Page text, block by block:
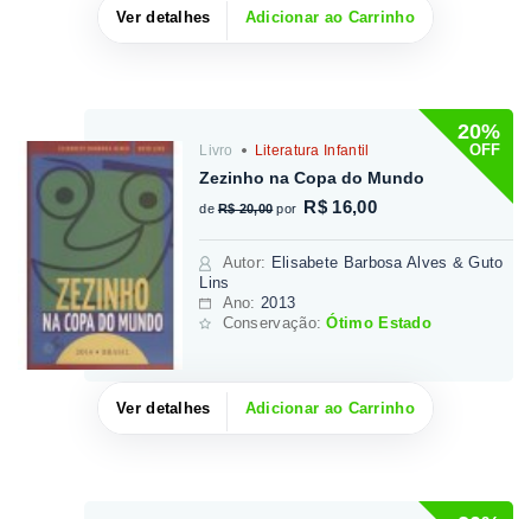
Ver detalhes Adicionar ao Carrinho
20%
OFF
Livro Literatura Infantil
Zezinho na Copa do Mundo
de R$ 20,00 por R$ 16,00
Autor: Elisabete Barbosa Alves & Guto
Lins
Ano: 2013
Conservação:Ótimo Estado
Ver detalhes Adicionar ao Carrinho